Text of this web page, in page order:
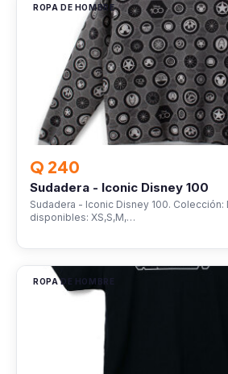
ROPA DE HOMBRE
Q 240
Sudadera - Iconic Disney 100
Sudadera - Iconic Disney 100. Colección:
disponibles: XS,S,M,…
ROPA DE HOMBRE